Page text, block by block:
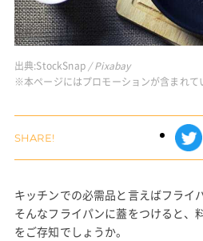
出典:StockSnap/ Pixabay
※本ページにはプロモーションが含まれて
キッチンでの必需品と言えばフライ
そんなフライパンに蓋をつけると、
をご存知でしょうか。